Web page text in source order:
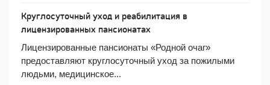
Круглосуточный уход и реабилитация в
лицензированных пансионатах
Лицензированные пансионаты «Родной очаг»
предоставляют круглосуточный уход за пожилыми
людьми, медицинское...